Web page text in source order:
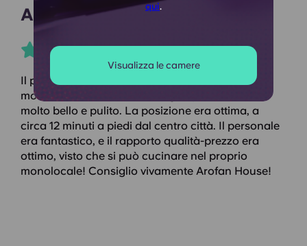
qui.
Visualizza le camere
Ameze O
Il posto era davvero fantastico. Avevo un
monolocale con cucina e bagno privato, ed era
molto bello e pulito. La posizione era ottima, a
circa 12 minuti a piedi dal centro città. Il personale
era fantastico, e il rapporto qualità-prezzo era
ottimo, visto che si può cucinare nel proprio
monolocale! Consiglio vivamente Arofan House!